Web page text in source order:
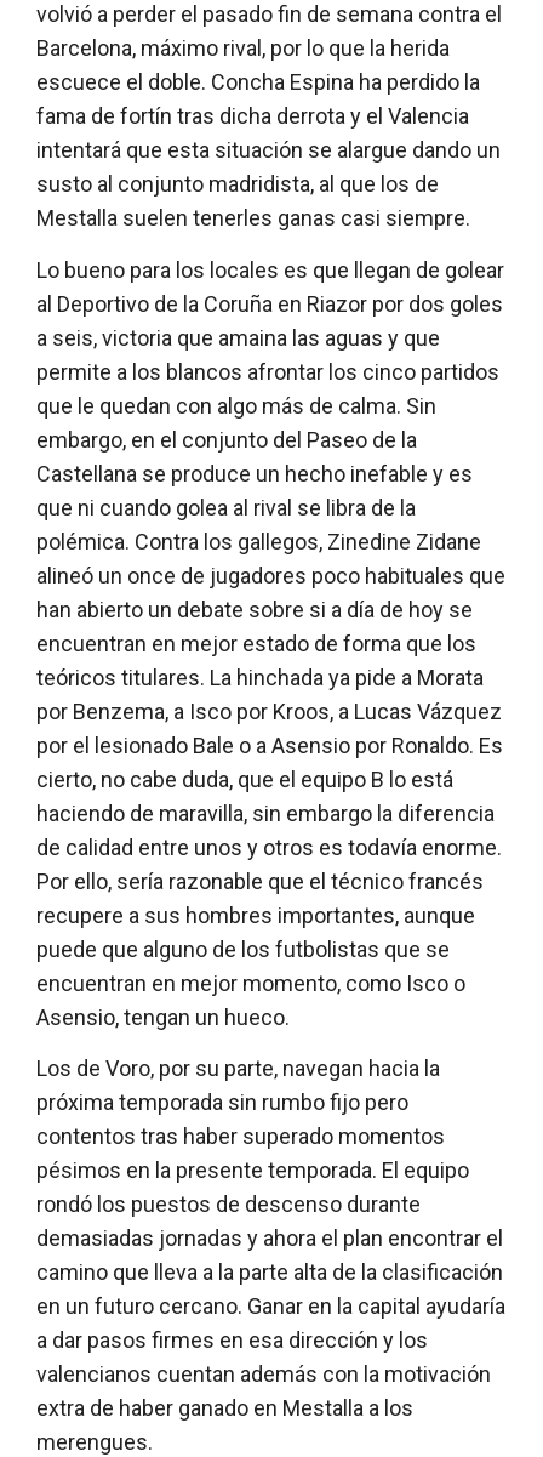
volvió a perder el pasado fin de semana contra el
Barcelona, máximo rival, por lo que la herida
escuece el doble. Concha Espina ha perdido la
fama de fortín tras dicha derrota y el Valencia
intentará que esta situación se alargue dando un
susto al conjunto madridista, al que los de
Mestalla suelen tenerles ganas casi siempre.
Lo bueno para los locales es que llegan de golear
al Deportivo de la Coruña en Riazor por dos goles
a seis, victoria que amaina las aguas y que
permite a los blancos afrontar los cinco partidos
que le quedan con algo más de calma. Sin
embargo, en el conjunto del Paseo de la
Castellana se produce un hecho inefable y es
que ni cuando golea al rival se libra de la
polémica. Contra los gallegos, Zinedine Zidane
alineó un once de jugadores poco habituales que
han abierto un debate sobre si a día de hoy se
encuentran en mejor estado de forma que los
teóricos titulares. La hinchada ya pide a Morata
por Benzema, a Isco por Kroos, a Lucas Vázquez
por el lesionado Bale o a Asensio por Ronaldo. Es
cierto, no cabe duda, que el equipo B lo está
haciendo de maravilla, sin embargo la diferencia
de calidad entre unos y otros es todavía enorme.
Por ello, sería razonable que el técnico francés
recupere a sus hombres importantes, aunque
puede que alguno de los futbolistas que se
encuentran en mejor momento, como Isco o
Asensio, tengan un hueco.
Los de Voro, por su parte, navegan hacia la
próxima temporada sin rumbo fijo pero
contentos tras haber superado momentos
pésimos en la presente temporada. El equipo
rondó los puestos de descenso durante
demasiadas jornadas y ahora el plan encontrar el
camino que lleva a la parte alta de la clasificación
en un futuro cercano. Ganar en la capital ayudaría
a dar pasos firmes en esa dirección y los
valencianos cuentan además con la motivación
extra de haber ganado en Mestalla a los
merengues.